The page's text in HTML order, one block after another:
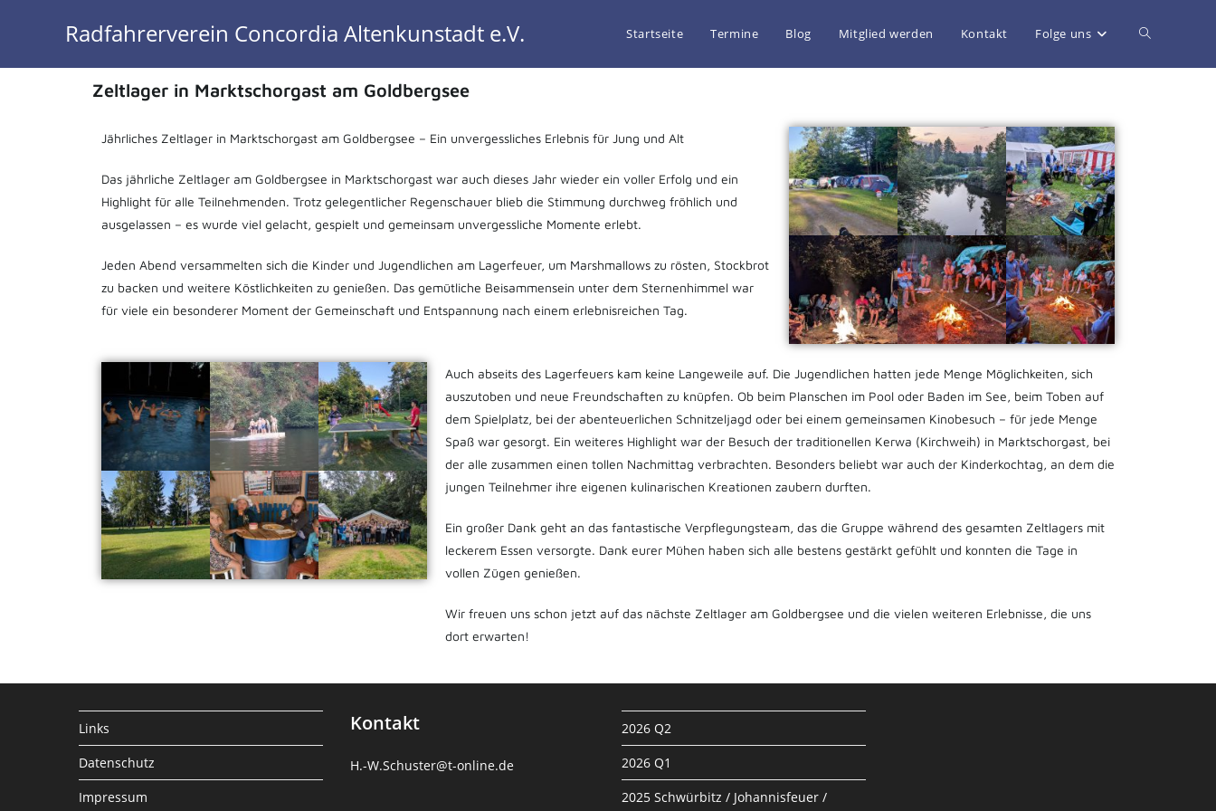
Radfahrerverein Concordia Altenkunstadt e.V. Startseite Termine Blog Mitglied werden Kontakt Folge uns
Zeltlager in Marktschorgast am Goldbergsee
Jährliches Zeltlager in Marktschorgast am Goldbergsee – Ein unvergessliches Erlebnis für Jung und Alt
Das jährliche Zeltlager am Goldbergsee in Marktschorgast war auch dieses Jahr wieder ein voller Erfolg und ein
Highlight für alle Teilnehmenden. Trotz gelegentlicher Regenschauer blieb die Stimmung durchweg fröhlich und
ausgelassen – es wurde viel gelacht, gespielt und gemeinsam unvergessliche Momente erlebt.
Jeden Abend versammelten sich die Kinder und Jugendlichen am Lagerfeuer, um Marshmallows zu rösten, Stockbrot
zu backen und weitere Köstlichkeiten zu genießen. Das gemütliche Beisammensein unter dem Sternenhimmel war
für viele ein besonderer Moment der Gemeinschaft und Entspannung nach einem erlebnisreichen Tag.
Auch abseits des Lagerfeuers kam keine Langeweile auf. Die Jugendlichen hatten jede Menge Möglichkeiten, sich
auszutoben und neue Freundschaften zu knüpfen. Ob beim Planschen im Pool oder Baden im See, beim Toben auf
dem Spielplatz, bei der abenteuerlichen Schnitzeljagd oder bei einem gemeinsamen Kinobesuch – für jede Menge
Spaß war gesorgt. Ein weiteres Highlight war der Besuch der traditionellen Kerwa (Kirchweih) in Marktschorgast, bei
der alle zusammen einen tollen Nachmittag verbrachten. Besonders beliebt war auch der Kinderkochtag, an dem die
jungen Teilnehmer ihre eigenen kulinarischen Kreationen zaubern durften.
Ein großer Dank geht an das fantastische Verpflegungsteam, das die Gruppe während des gesamten Zeltlagers mit
leckerem Essen versorgte. Dank eurer Mühen haben sich alle bestens gestärkt gefühlt und konnten die Tage in
vollen Zügen genießen.
Wir freuen uns schon jetzt auf das nächste Zeltlager am Goldbergsee und die vielen weiteren Erlebnisse, die uns
dort erwarten!
Links
Datenschutz
Impressum
Kontakt
H.-W.Schuster@t-online.de
2026 Q2
2026 Q1
2025 Schwürbitz / Johannisfeuer /